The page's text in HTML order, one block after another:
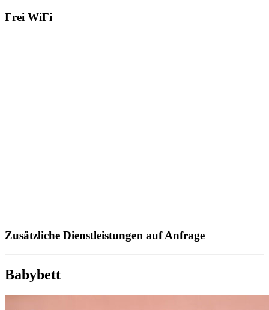
Frei WiFi
Zusätzliche Dienstleistungen auf Anfrage
Babybett